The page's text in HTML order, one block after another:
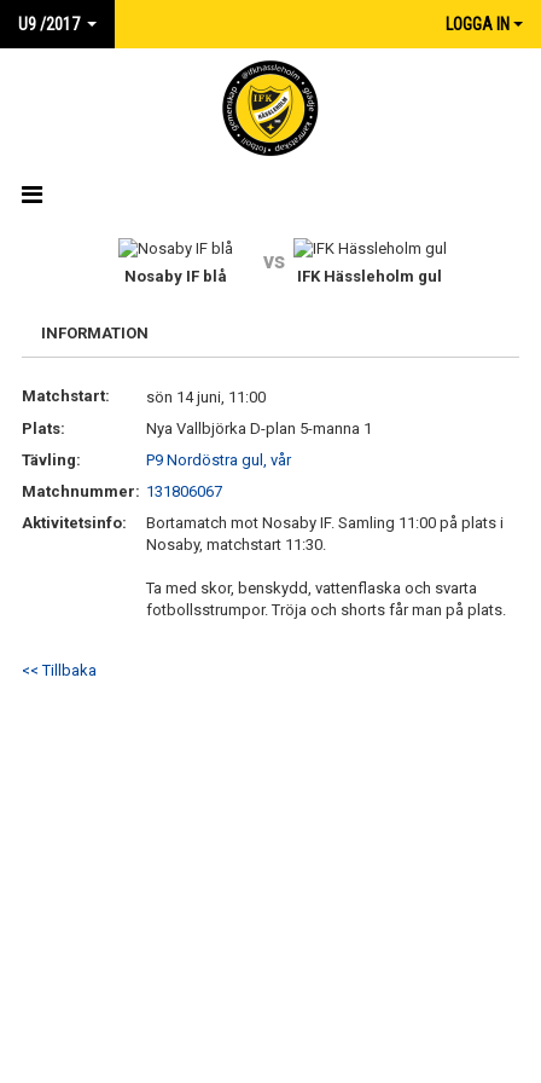
U9 /2017 LOGGA IN
MATCHER
TRUPPEN
DOKUMENT
Nosaby IF blå
vs
IFK Hässleholm gul
INFORMATION
Matchstart:
sön 14 juni, 11:00
Plats:
Nya Vallbjörka D-plan 5-manna 1
Tävling:
P9 Nordöstra gul, vår
Matchnummer: 131806067
Aktivitetsinfo:
Bortamatch mot Nosaby IF. Samling 11:00 på plats i
Nosaby, matchstart 11:30.
Ta med skor, benskydd, vattenflaska och svarta
fotbollsstrumpor. Tröja och shorts får man på plats.
<< Tillbaka